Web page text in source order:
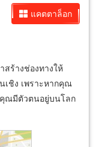
แคตตาล็อก
สร้างช่องทางให้
เชิง เพราะหากคุณ
คุณมีตัวตนอยู่บนโลก